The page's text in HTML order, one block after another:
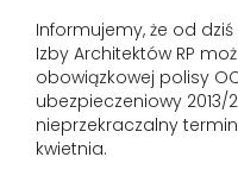
Informujemy, że od
Izby Architektów RP
obowiązkowej polisy
ubezpieczeniowy 2013/
nieprzekraczalny
kwietnia.